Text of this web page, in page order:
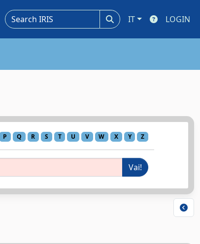
IT LOGIN
P Q R S T U V W X Y Z